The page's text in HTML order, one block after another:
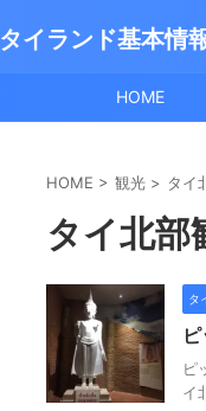
タイランド基本情
HOME
HOME > 観光 > タイ
タイ北部
タ
ピ
イ